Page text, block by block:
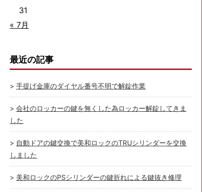
31
« 7月
最近の記事
手提げ金庫のダイヤル番号不明で解錠作業
会社のロッカーの鍵を無くした為ロッカー解錠してきま
した
自動ドアの鍵交換で美和ロックのTRUシリンダーを交換
しました
美和ロックのPSシリンダーの鍵折れによる鍵抜き修理